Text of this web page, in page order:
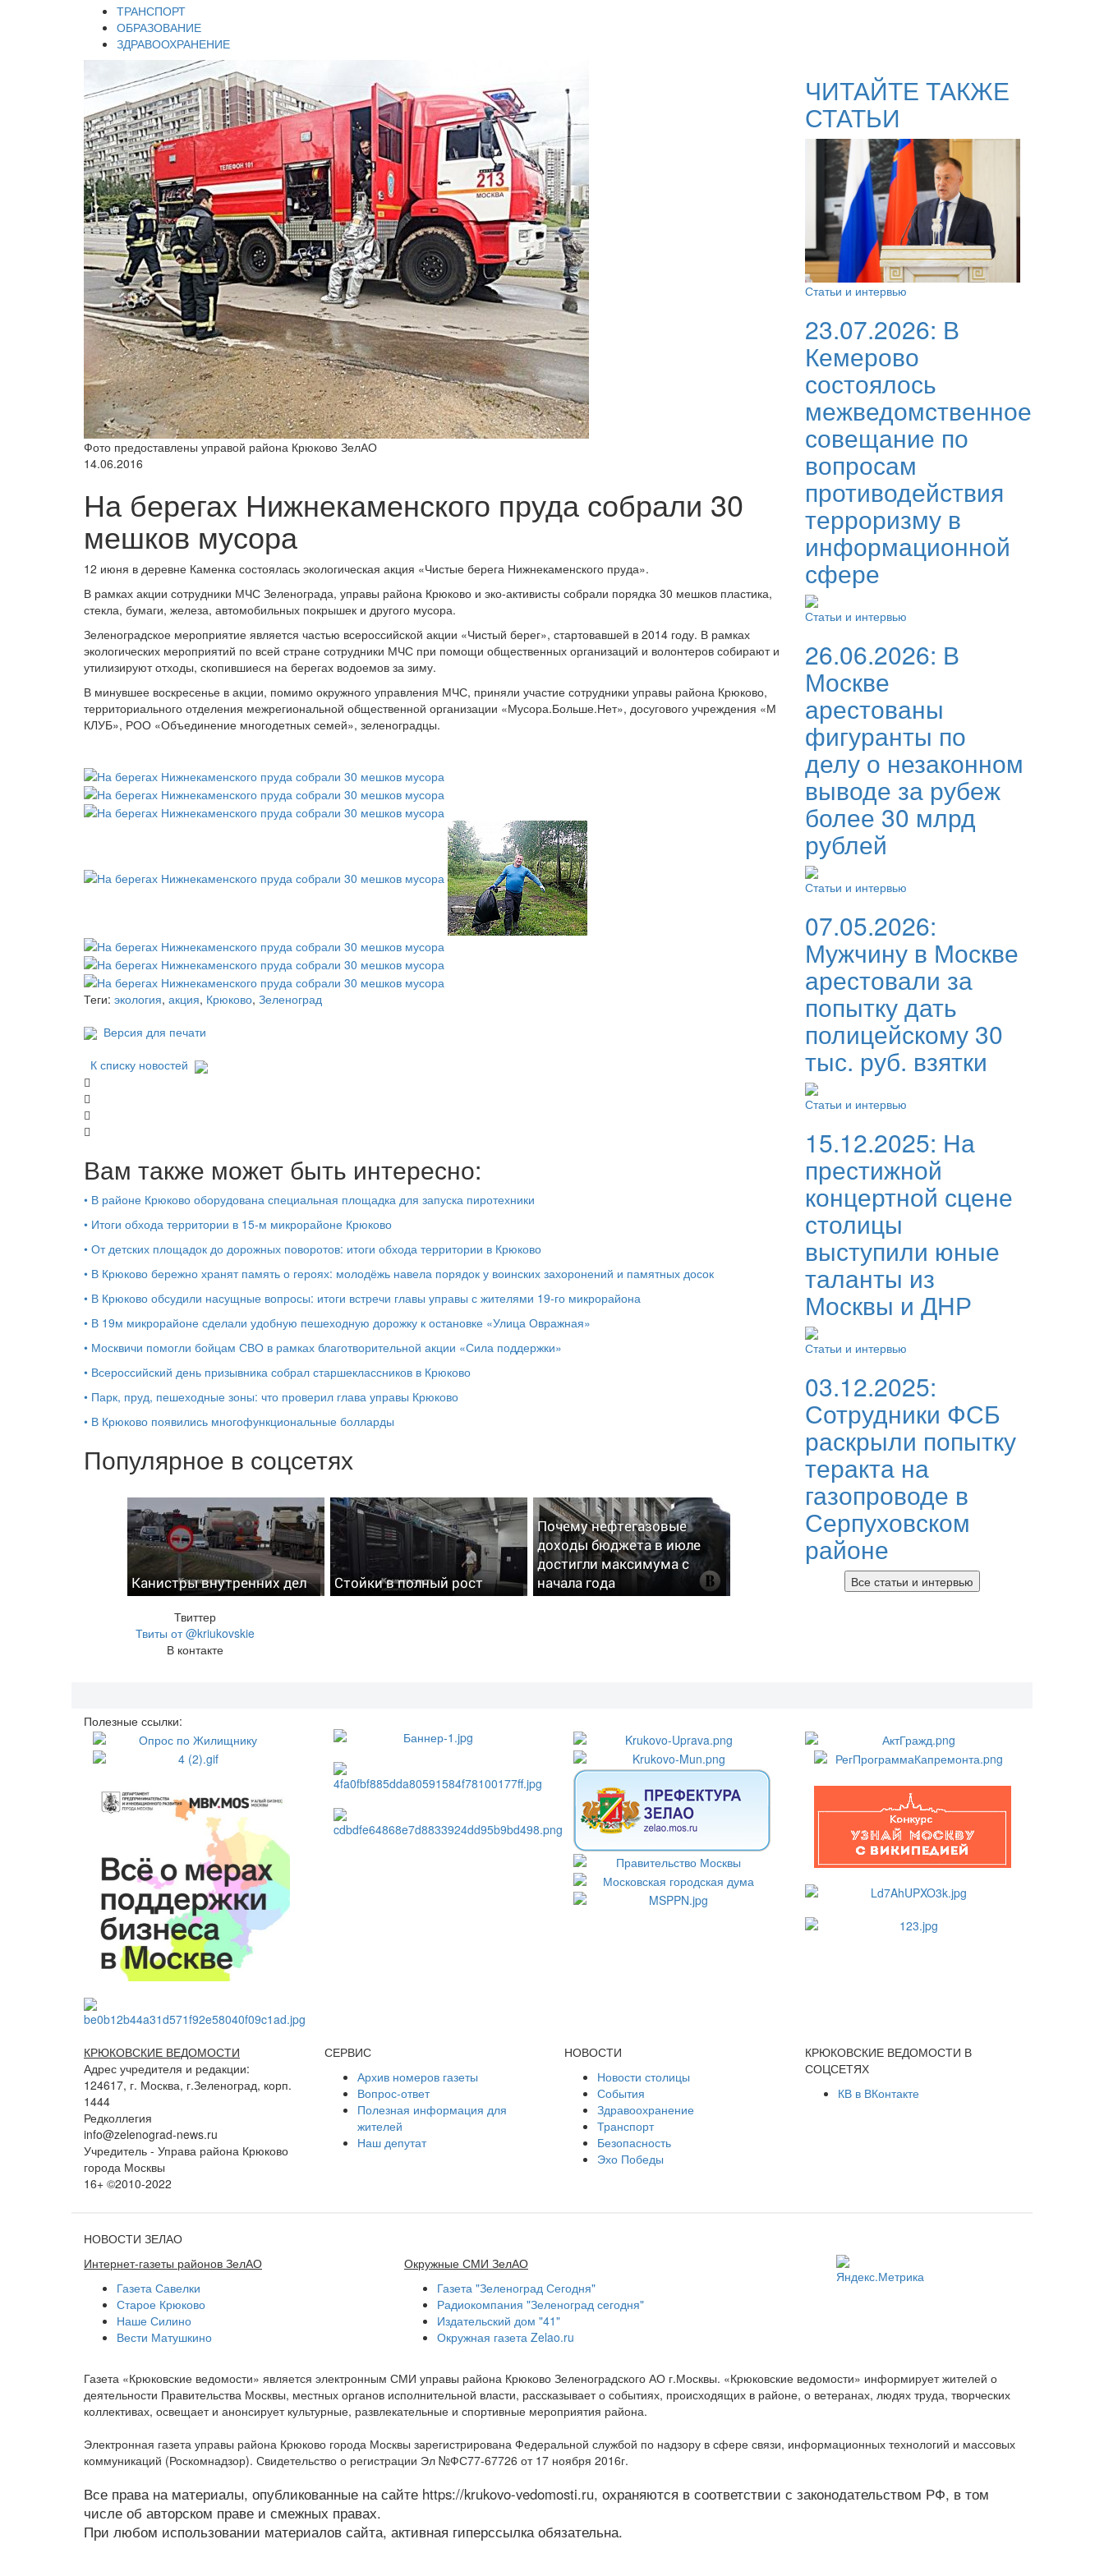
ТРАНСПОРТ
ОБРАЗОВАНИЕ
ЗДРАВООХРАНЕНИЕ
Фото предоставлены управой района Крюково ЗелАО
14.06.2016
На берегах Нижнекаменского пруда собрали 30
мешков мусора
12 июня в деревне Каменка состоялась экологическая акция «Чистые берега Нижнекаменского пруда».
В рамках акции сотрудники МЧС Зеленограда, управы района Крюково и эко-активисты собрали порядка 30 мешков пластика,
стекла, бумаги, железа, автомобильных покрышек и другого мусора.
Зеленоградское мероприятие является частью всероссийской акции «Чистый берег», стартовавшей в 2014 году. В рамках
экологических мероприятий по всей стране сотрудники МЧС при помощи общественных организаций и волонтеров собирают и
утилизируют отходы, скопившиеся на берегах водоемов за зиму.
В минувшее воскресенье в акции, помимо окружного управления МЧС, приняли участие сотрудники управы района Крюково,
территориального отделения межрегиональной общественной организации «Мусора.Больше.Нет», досугового учреждения «М
КЛУБ», РОО «Объединение многодетных семей», зеленоградцы.
Теги: экология, акция, Крюково, Зеленоград
Версия для печати
К списку новостей
Вам также может быть интересно:
• В районе Крюково оборудована специальная площадка для запуска пиротехники
• Итоги обхода территории в 15‑м микрорайоне Крюково
• От детских площадок до дорожных поворотов: итоги обхода территории в Крюково
• В Крюково бережно хранят память о героях: молодёжь навела порядок у воинских захоронений и памятных досок
• В Крюково обсудили насущные вопросы: итоги встречи главы управы с жителями 19‑го микрорайона
• В 19м микрорайоне сделали удобную пешеходную дорожку к остановке «Улица Овражная»
• Москвичи помогли бойцам СВО в рамках благотворительной акции «Сила поддержки»
• Всероссийский день призывника собрал старшеклассников в Крюково
• Парк, пруд, пешеходные зоны: что проверил глава управы Крюково
• В Крюково появились многофункциональные болларды
Популярное в соцсетях
Канистры внутренних дел Стойки в полный рост
Почему нефтегазовые
доходы бюджета в июле
достигли максимума с
начала года
Твиттер
Твиты от @kriukovskie
В контакте
ЧИТАЙТЕ ТАКЖЕ
СТАТЬИ
Статьи и интервью
23.07.2026: В
Кемерово
состоялось
межведомственное
совещание по
вопросам
противодействия
терроризму в
информационной
сфере
Статьи и интервью
26.06.2026: В
Москве
арестованы
фигуранты по
делу о незаконном
выводе за рубеж
более 30 млрд
рублей
Статьи и интервью
07.05.2026:
Мужчину в Москве
арестовали за
попытку дать
полицейскому 30
тыс. руб. взятки
Статьи и интервью
15.12.2025: На
престижной
концертной сцене
столицы
выступили юные
таланты из
Москвы и ДНР
Статьи и интервью
03.12.2025:
Сотрудники ФСБ
раскрыли попытку
теракта на
газопроводе в
Серпуховском
районе
Все статьи и интервью
Полезные ссылки:
КРЮКОВСКИЕ ВЕДОМОСТИ
Адрес учредителя и редакции:
124617, г. Москва, г.Зеленоград, корп.
1444
Редколлегия
info@zelenograd-news.ru
Учредитель - Управа района Крюково
города Москвы
16+ ©2010-2022
СЕРВИС
Архив номеров газеты
Вопрос-ответ
Полезная информация для
жителей
Наш депутат
НОВОСТИ
Новости столицы
События
Здравоохранение
Транспорт
Безопасность
Эхо Победы
КРЮКОВСКИЕ ВЕДОМОСТИ В
СОЦСЕТЯХ
КВ в ВКонтакте
НОВОСТИ ЗЕЛАО
Интернет-газеты районов ЗелАО
Газета Савелки
Старое Крюково
Наше Силино
Вести Матушкино
Окружные СМИ ЗелАО
Газета "Зеленоград Сегодня"
Радиокомпания "Зеленоград сегодня"
Издательский дом "41"
Окружная газета Zelao.ru
Газета «Крюковские ведомости» является электронным СМИ управы района Крюково Зеленоградского АО г.Москвы. «Крюковские ведомости» информирует жителей о
деятельности Правительства Москвы, местных органов исполнительной власти, рассказывает о событиях, происходящих в районе, о ветеранах, людях труда, творческих
коллективах, освещает и анонсирует культурные, развлекательные и спортивные мероприятия района.
Электронная газета управы района Крюково города Москвы зарегистрирована Федеральной службой по надзору в сфере связи, информационных технологий и массовых
коммуникаций (Роскомнадзор). Свидетельство о регистрации Эл №ФС77-67726 от 17 ноября 2016г.
Все права на материалы, опубликованные на сайте https://krukovo-vedomosti.ru, охраняются в соответствии с законодательством РФ, в том
числе об авторском праве и смежных правах.
При любом использовании материалов сайта, активная гиперссылка обязательна.